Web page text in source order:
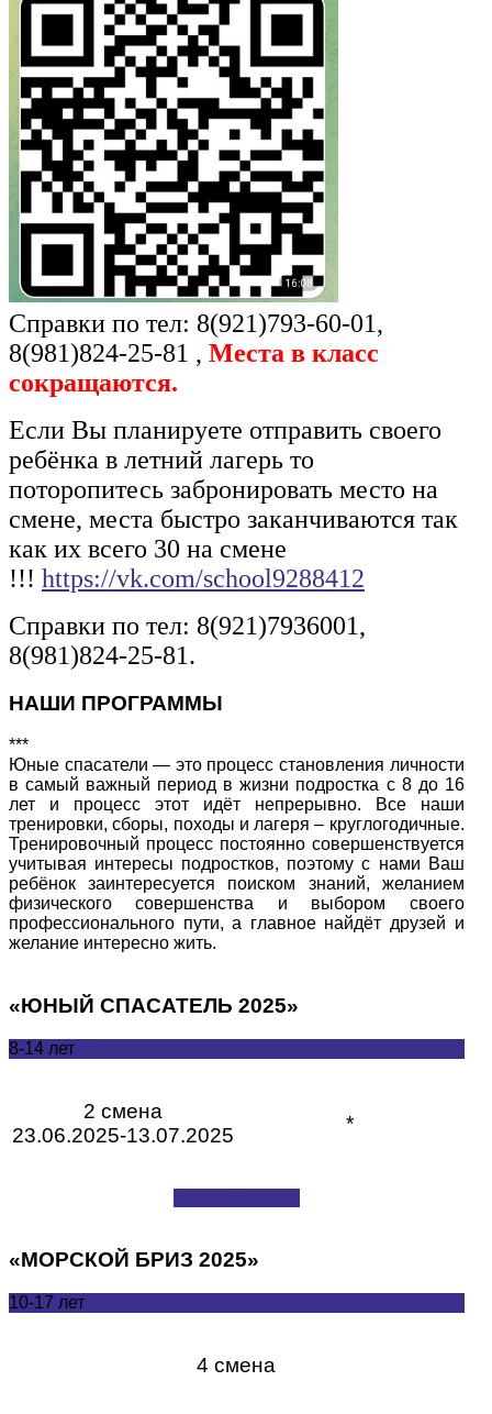
Справки по тел: 8(921)793-60-01,
8(981)824-25-81 , Места в класс
сокращаются.
Если Вы планируете отправить своего
ребёнка в летний лагерь то
поторопитесь забронировать место на
смене, места быстро заканчиваются так
как их всего 30 на смене
!!! https://vk.com/school9288412
Справки по тел: 8(921)7936001,
8(981)824-25-81.
НАШИ ПРОГРАММЫ
***
Юные спасатели — это процесс становления личности
в самый важный период в жизни подростка с 8 до 16
лет и процесс этот идёт непрерывно. Все наши
тренировки, сборы, походы и лагеря – круглогодичные.
Тренировочный процесс постоянно совершенствуется
учитывая интересы подростков, поэтому с нами Ваш
ребёнок заинтересуется поиском знаний, желанием
физического совершенства и выбором своего
профессионального пути, а главное найдёт друзей и
желание интересно жить.
«ЮНЫЙ СПАСАТЕЛЬ 2025»
8-14 лет
2 смена
23.06.2025-13.07.2025
*
«МОРСКОЙ БРИЗ 2025»
10-17 лет
4 смена